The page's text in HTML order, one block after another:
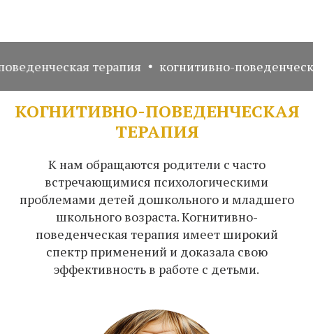
терапия когнитивно-поведенческая
КОГНИТИВНО-ПОВЕДЕНЧЕСКАЯ
ТЕРАПИЯ
К нам обращаются родители с часто
встречающимися психологическими
проблемами детей дошкольного и младшего
школьного возраста. Когнитивно-
поведенческая терапия имеет широкий
спектр применений и доказала свою
эффективность в работе с детьми.